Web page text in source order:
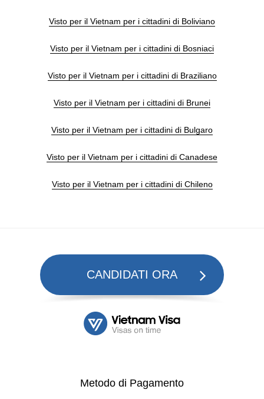
Visto per il Vietnam per i cittadini di Boliviano
Visto per il Vietnam per i cittadini di Bosniaci
Visto per il Vietnam per i cittadini di Braziliano
Visto per il Vietnam per i cittadini di Brunei
Visto per il Vietnam per i cittadini di Bulgaro
Visto per il Vietnam per i cittadini di Canadese
Visto per il Vietnam per i cittadini di Chileno
CANDIDATI ORA
Metodo di Pagamento